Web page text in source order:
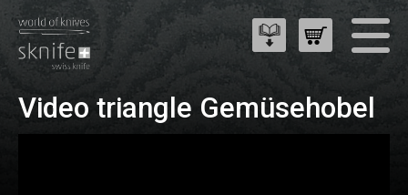
Video triangle Gemüsehobel